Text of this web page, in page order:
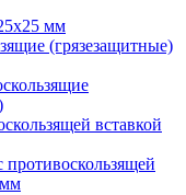
мм
(грязезащитные)
вставкой
противоскользящей
мм